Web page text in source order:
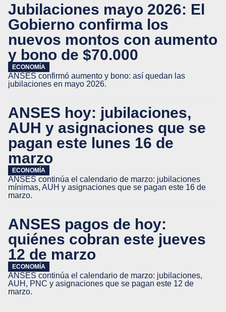
Jubilaciones mayo 2026: El
Gobierno confirma los
nuevos montos con aumento
y bono de $70.000
ECONOMÍA
ANSES confirmó aumento y bono: así quedan las
jubilaciones en mayo 2026.
ANSES hoy: jubilaciones,
AUH y asignaciones que se
pagan este lunes 16 de
marzo
ECONOMÍA
ANSES continúa el calendario de marzo: jubilaciones
mínimas, AUH y asignaciones que se pagan este 16 de
marzo.
ANSES pagos de hoy:
quiénes cobran este jueves
12 de marzo
ECONOMÍA
ANSES continúa el calendario de marzo: jubilaciones,
AUH, PNC y asignaciones que se pagan este 12 de
marzo.